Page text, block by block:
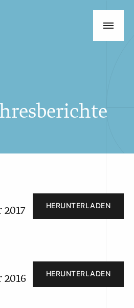
HERUNTERLADEN
HERUNTERLADEN